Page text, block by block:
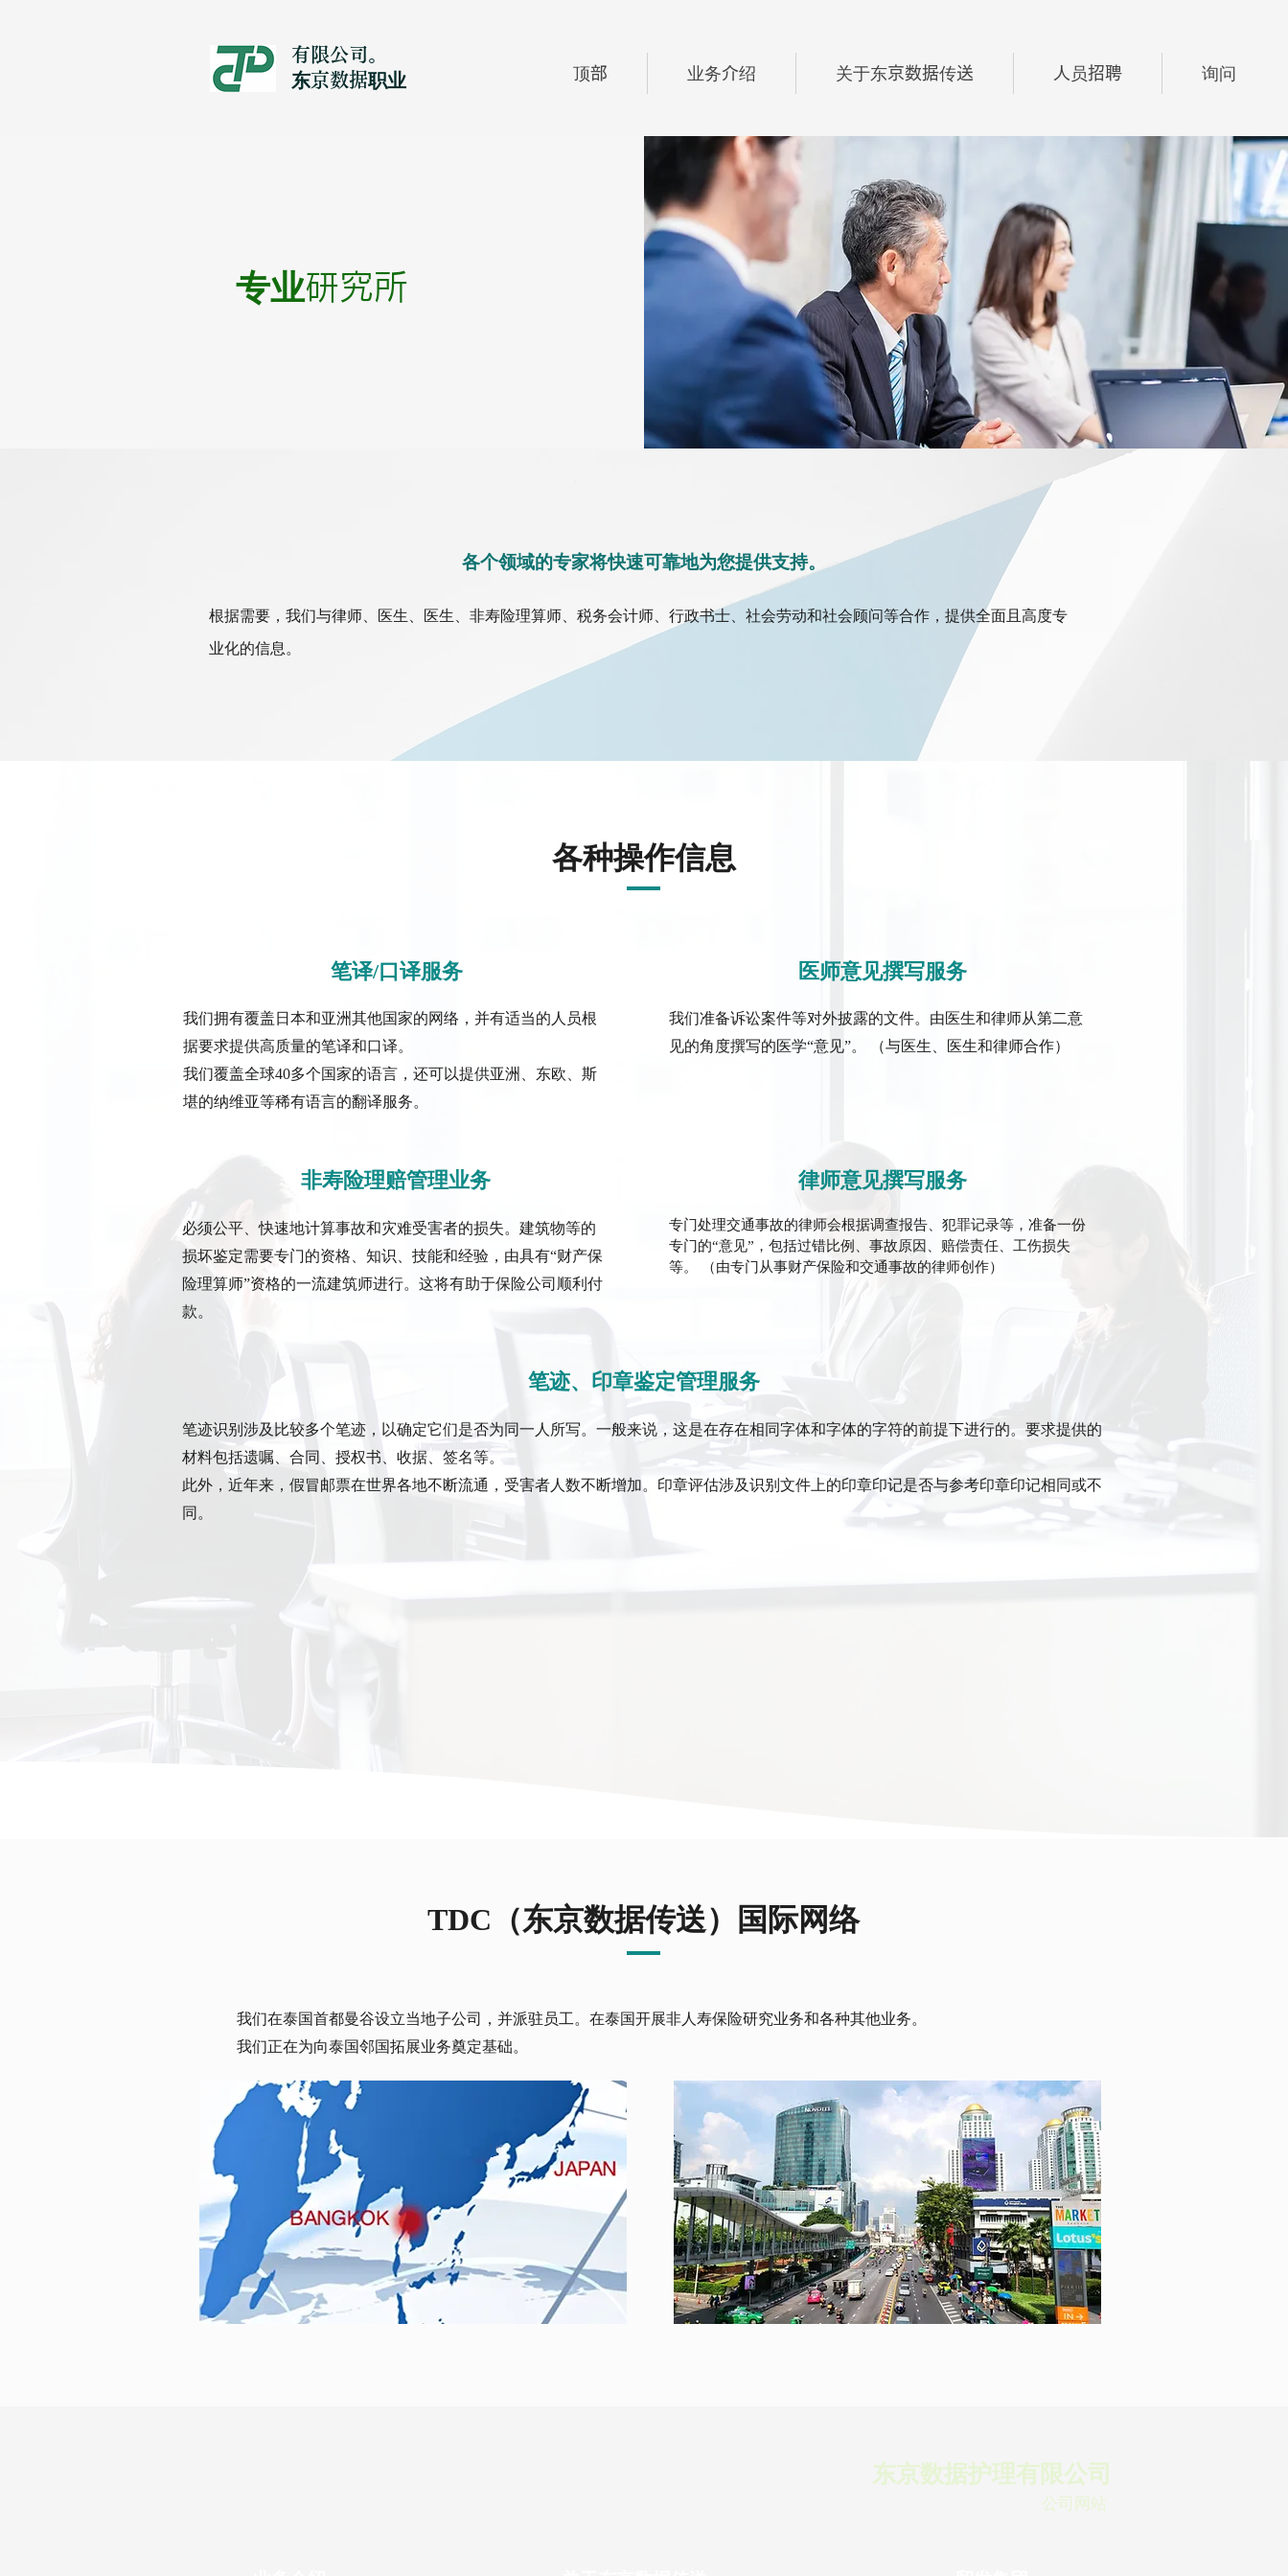
有限公司。
​东京数据职业
顶部 业务介绍 关于东京数据传送 人员招聘 询问
专业研究所
各个领域的专家将快速可靠地为您提供支持。
根据需要，我们与律师、医生、医生、非寿险理算师、税务会计师、行政书士、社会劳动和社会顾问等合作，提供全面且高度专
业化的信息。
各种操作信息
笔译/口译服务
我们拥有覆盖日本和亚洲其他国家的网络，并有适当的人员根
据要求提供高质量的笔译和口译。
我们覆盖全球40多个国家的语言，还可以提供亚洲、东欧、斯
堪的纳维亚等稀有语言的翻译服务。
医师意见撰写服务
我们准备诉讼案件等对外披露的文件。由医生和律师从第二意
见的角度撰写的医学“意见”。 （与医生、医生和律师合作）
非寿险理赔管理业务
必须公平、快速地计算事故和灾难受害者的损失。建筑物等的
损坏鉴定需要专门的资格、知识、技能和经验，由具有“财产保
险理算师”资格的一流建筑师进行。这将有助于保险公司顺利付
款。
律师意见撰写服务
专门处理交通事故的律师会根据调查报告、犯罪记录等，准备一份
专门的“意见”，包括过错比例、事故原因、赔偿责任、工伤损失
等。 （由专门从事财产保险和交通事故的律师创作）
笔迹、印章鉴定管理服务
笔迹识别涉及比较多个笔迹，以确定它们是否为同一人所写。一般来说，这是在存在相同字体和字体的字符的前提下进行的。要求提供的
材料包括遗嘱、合同、授权书、收据、签名等。
此外，近年来，假冒邮票在世界各地不断流通，受害者人数不断增加。印章评估涉及识别文件上的印章印记是否与参考印章印记相同或不
同。
TDC（东京数据传送）国际网络
我们在泰国首都曼谷设立当地子公司，并派驻员工。在泰国开展非人寿保险研究业务和各种其他业务。
我们正在为向泰国邻国拓展业务奠定基础。
东京数据护理有限公司
公司网站